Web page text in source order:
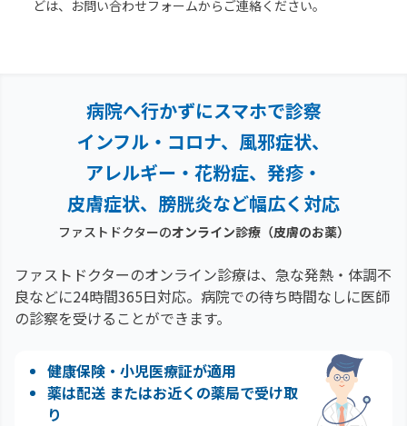
どは、お問い合わせフォームからご連絡ください。
病院へ行かずにスマホで診察
インフル・コロナ、風邪症状、
アレルギー・花粉症、 発疹・
皮膚症状、膀胱炎など幅広く対応
ファストドクターのオンライン診療（皮膚のお薬）
ファストドクターのオンライン診療は、急な発熱・体調不
良などに24時間365日対応。 病院での待ち時間なしに医師
の診察を受けることができます。
健康保険・小児医療証が適用
薬は配送 またはお近くの薬局で受け取
り